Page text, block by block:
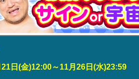
日(金)12:00～11月26日(水)23:59